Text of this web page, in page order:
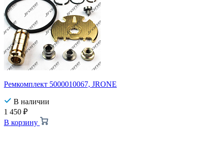
Ремкомплект 5000010067, JRONE
В наличии
1 450 ₽
В корзину